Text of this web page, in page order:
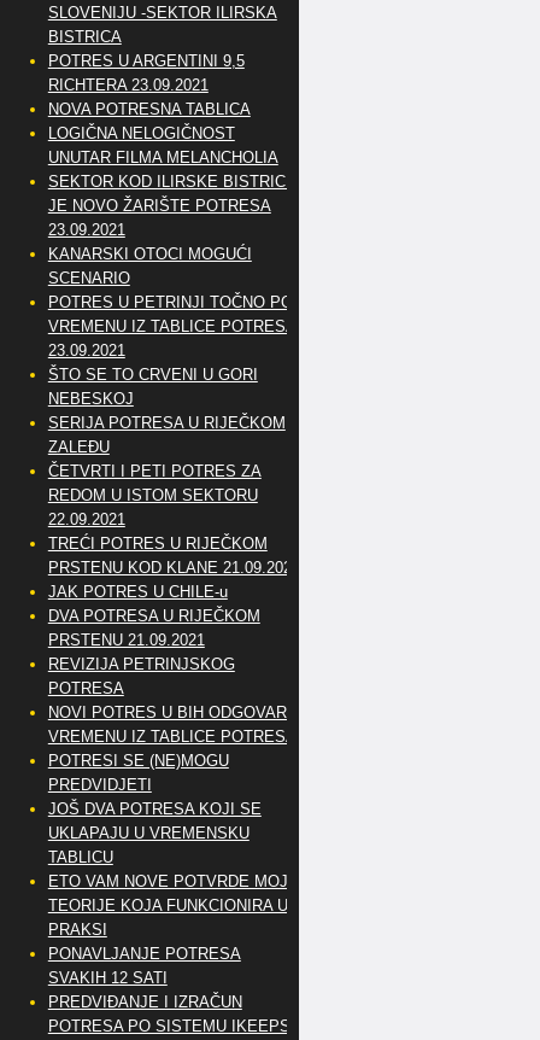
SLOVENIJU -SEKTOR ILIRSKA
BISTRICA
POTRES U ARGENTINI 9,5
RICHTERA 23.09.2021
NOVA POTRESNA TABLICA
LOGIČNA NELOGIČNOST
UNUTAR FILMA MELANCHOLIA
SEKTOR KOD ILIRSKE BISTRICE
JE NOVO ŽARIŠTE POTRESA
23.09.2021
KANARSKI OTOCI MOGUĆI
SCENARIO
POTRES U PETRINJI TOČNO PO
VREMENU IZ TABLICE POTRESA
23.09.2021
ŠTO SE TO CRVENI U GORI
NEBESKOJ
SERIJA POTRESA U RIJEČKOM
ZALEĐU
ČETVRTI I PETI POTRES ZA
REDOM U ISTOM SEKTORU
22.09.2021
TREĆI POTRES U RIJEČKOM
PRSTENU KOD KLANE 21.09.2021
JAK POTRES U CHILE-u
DVA POTRESA U RIJEČKOM
PRSTENU 21.09.2021
REVIZIJA PETRINJSKOG
POTRESA
NOVI POTRES U BIH ODGOVARA
VREMENU IZ TABLICE POTRESA
POTRESI SE (NE)MOGU
PREDVIDJETI
JOŠ DVA POTRESA KOJI SE
UKLAPAJU U VREMENSKU
TABLICU
ETO VAM NOVE POTVRDE MOJE
TEORIJE KOJA FUNKCIONIRA U
PRAKSI
PONAVLJANJE POTRESA
SVAKIH 12 SATI
PREDVIĐANJE I IZRAČUN
POTRESA PO SISTEMU IKEEPS